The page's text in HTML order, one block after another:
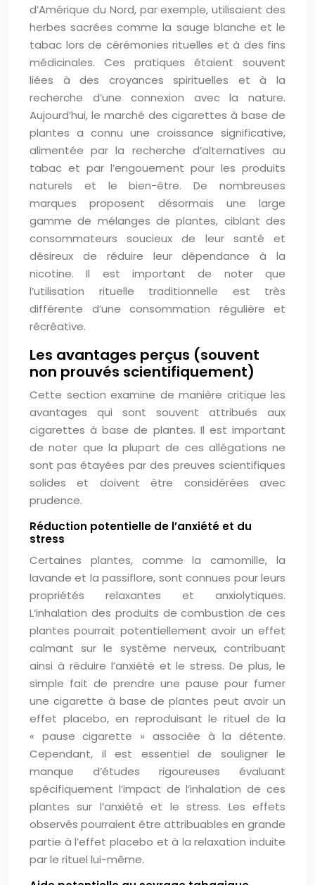
d’Amérique du Nord, par exemple, utilisaient des
herbes sacrées comme la sauge blanche et le
tabac lors de cérémonies rituelles et à des fins
médicinales. Ces pratiques étaient souvent
liées à des croyances spirituelles et à la
recherche d’une connexion avec la nature.
Aujourd’hui, le marché des cigarettes à base de
plantes a connu une croissance significative,
alimentée par la recherche d’alternatives au
tabac et par l’engouement pour les produits
naturels et le bien-être. De nombreuses
marques proposent désormais une large
gamme de mélanges de plantes, ciblant des
consommateurs soucieux de leur santé et
désireux de réduire leur dépendance à la
nicotine. Il est important de noter que
l’utilisation rituelle traditionnelle est très
différente d’une consommation régulière et
récréative.
Les avantages perçus (souvent
non prouvés scientifiquement)
Cette section examine de manière critique les
avantages qui sont souvent attribués aux
cigarettes à base de plantes. Il est important
de noter que la plupart de ces allégations ne
sont pas étayées par des preuves scientifiques
solides et doivent être considérées avec
prudence.
Réduction potentielle de l’anxiété et du
stress
Certaines plantes, comme la camomille, la
lavande et la passiflore, sont connues pour leurs
propriétés relaxantes et anxiolytiques.
L’inhalation des produits de combustion de ces
plantes pourrait potentiellement avoir un effet
calmant sur le système nerveux, contribuant
ainsi à réduire l’anxiété et le stress. De plus, le
simple fait de prendre une pause pour fumer
une cigarette à base de plantes peut avoir un
effet placebo, en reproduisant le rituel de la
« pause cigarette » associée à la détente.
Cependant, il est essentiel de souligner le
manque d’études rigoureuses évaluant
spécifiquement l’impact de l’inhalation de ces
plantes sur l’anxiété et le stress. Les effets
observés pourraient être attribuables en grande
partie à l’effet placebo et à la relaxation induite
par le rituel lui-même.